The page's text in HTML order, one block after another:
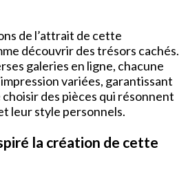
de l’attrait de cette
découvrir des trésors cachés.
galeries en ligne, chacune
variées, garantissant
choisir des pièces qui résonnent
leur style personnels.
la création de cette